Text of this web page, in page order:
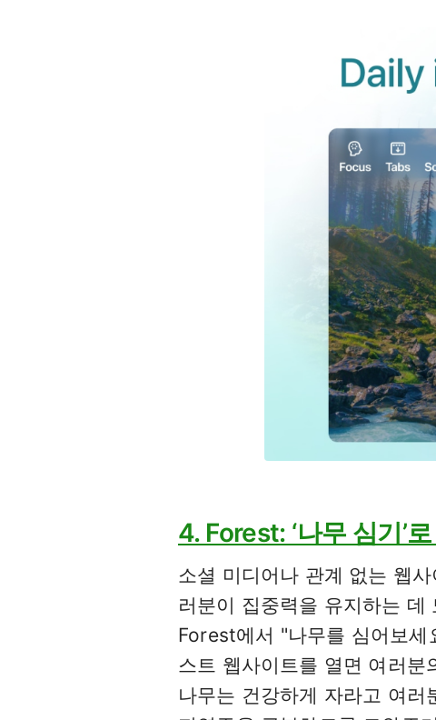
4. Forest: ‘나무 심기’
소셜 미디어나 관계 없는 웹
러분이 집중력을 유지하는
Forest에서 "나무를 심어보세
스트 웹사이트를 열면 여러
나무는 건강하게 자라고 여